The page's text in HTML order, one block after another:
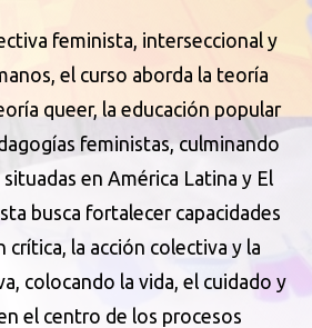
feminista, interseccional y
el curso aborda la teoría
queer, la educación popular
feministas, culminando
en América Latina y El
busca fortalecer capacidades
crítica, la acción colectiva y la
colocando la vida, el cuidado y
el centro de los procesos